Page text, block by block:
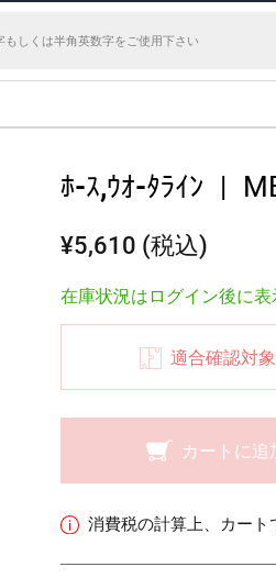
ﾎ-ｽ,ｳｵ-ﾀﾗｲﾝ |
¥5,610 (税込)
在庫状況はログイン後に
適合確認対
カートに追
消費税の計算上、カート